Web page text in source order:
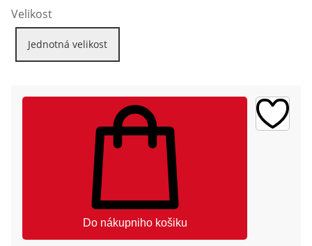
Velikost
Jednotná velikost
Do nákupniho košiku